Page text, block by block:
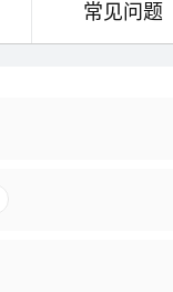
常见问题